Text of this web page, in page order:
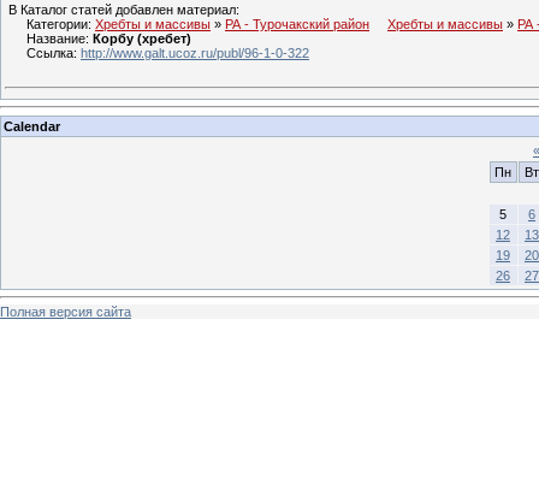
В Каталог статей добавлен материал:
Категории: Хребты и массивы » РА - Турочакский район Хребты и массивы » РА
Название: Корбу (хребет)
Ссылка: http://www.galt.ucoz.ru/publ/96-1-0-322
Calendar
«
Пн
Вт
5
6
12
13
19
20
26
27
Полная версия сайта